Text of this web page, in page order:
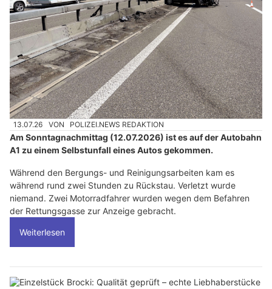
13.07.26 VON POLIZEI.NEWS REDAKTION
Am Sonntagnachmittag (12.07.2026) ist es auf der Autobahn
A1 zu einem Selbstunfall eines Autos gekommen.
Während den Bergungs- und Reinigungsarbeiten kam es
während rund zwei Stunden zu Rückstau. Verletzt wurde
niemand. Zwei Motorradfahrer wurden wegen dem Befahren
der Rettungsgasse zur Anzeige gebracht.
Weiterlesen